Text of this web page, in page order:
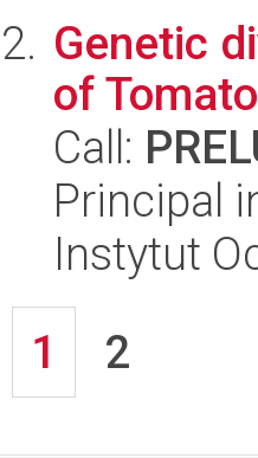
Genetic
of
Call:
Principal
Instytut
1
2